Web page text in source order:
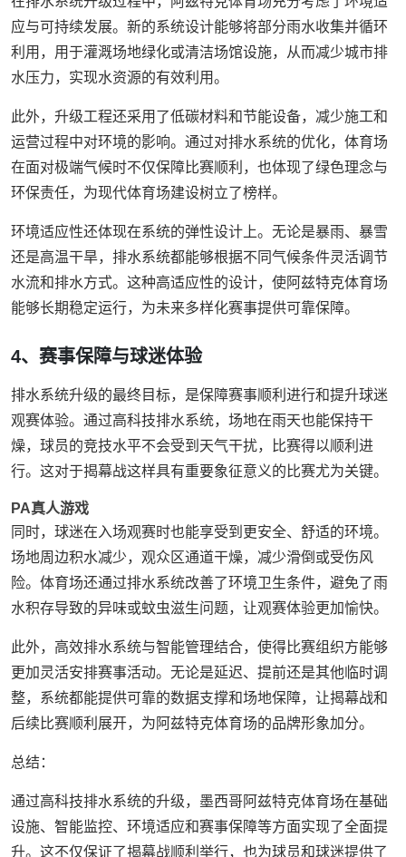
应与可持续发展。新的系统设计能够将部分雨水收集并循环
利用，用于灌溉场地绿化或清洁场馆设施，从而减少城市排
水压力，实现水资源的有效利用。
此外，升级工程还采用了低碳材料和节能设备，减少施工和
运营过程中对环境的影响。通过对排水系统的优化，体育场
在面对极端气候时不仅保障比赛顺利，也体现了绿色理念与
环保责任，为现代体育场建设树立了榜样。
环境适应性还体现在系统的弹性设计上。无论是暴雨、暴雪
还是高温干旱，排水系统都能够根据不同气候条件灵活调节
水流和排水方式。这种高适应性的设计，使阿兹特克体育场
能够长期稳定运行，为未来多样化赛事提供可靠保障。
4、赛事保障与球迷体验
排水系统升级的最终目标，是保障赛事顺利进行和提升球迷
观赛体验。通过高科技排水系统，场地在雨天也能保持干
燥，球员的竞技水平不会受到天气干扰，比赛得以顺利进
行。这对于揭幕战这样具有重要象征意义的比赛尤为关键。
PA真人游戏
同时，球迷在入场观赛时也能享受到更安全、舒适的环境。
场地周边积水减少，观众区通道干燥，减少滑倒或受伤风
险。体育场还通过排水系统改善了环境卫生条件，避免了雨
水积存导致的异味或蚊虫滋生问题，让观赛体验更加愉快。
此外，高效排水系统与智能管理结合，使得比赛组织方能够
更加灵活安排赛事活动。无论是延迟、提前还是其他临时调
整，系统都能提供可靠的数据支撑和场地保障，让揭幕战和
后续比赛顺利展开，为阿兹特克体育场的品牌形象加分。
总结：
通过高科技排水系统的升级，墨西哥阿兹特克体育场在基础
设施、智能监控、环境适应和赛事保障等方面实现了全面提
升。这不仅保证了揭幕战顺利举行，也为球员和球迷提供了